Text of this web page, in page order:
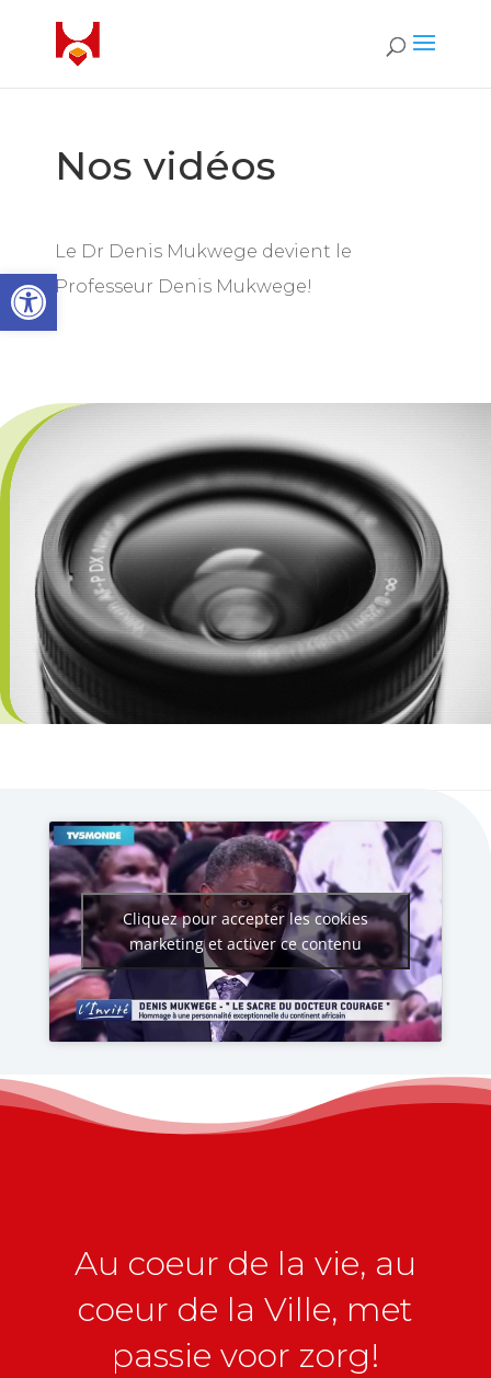
Ouvrir la barre d’outils
Nos vidéos
Le Dr Denis Mukwege devient le
Professeur Denis Mukwege!
Cliquez pour accepter les cookies
marketing et activer ce contenu
Au coeur de la vie, au
coeur de la Ville, met
passie voor zorg!